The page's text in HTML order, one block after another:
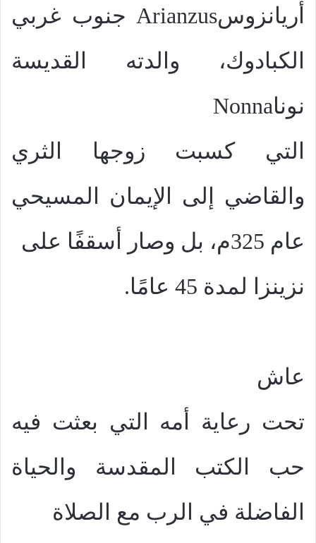
أريانزوسArianzus جنوب غربي
الكبادوك، والدته القديسة
نوناNonna
التي كسبت زوجها الثري
والقاضي إلى الإيمان المسيحي
عام 325م، بل وصار أسقفًا على
نزينزا لمدة 45 عامًا.
عاش
تحت رعاية أمه التي بعثت فيه
حب الكتب المقدسة والحياة
الفاضلة في الرب مع الصلاة